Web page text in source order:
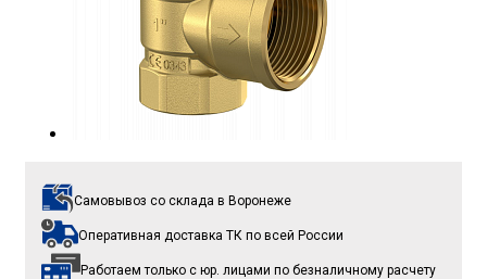
Самовывоз со склада в Воронеже
Оперативная доставка ТК по всей России
Работаем только с юр. лицами по безналичному расчету